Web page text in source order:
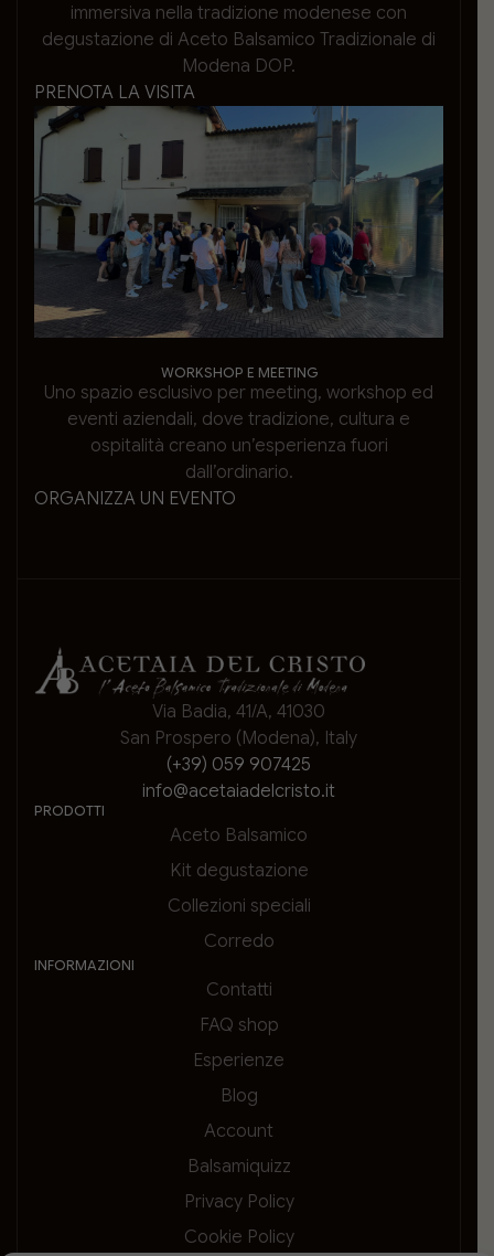
immersiva nella tradizione modenese con
degustazione di Aceto Balsamico Tradizionale di
Modena DOP.
PRENOTA LA VISITA
WORKSHOP E MEETING
Uno spazio esclusivo per meeting, workshop ed
eventi aziendali, dove tradizione, cultura e
ospitalità creano un’esperienza fuori
dall’ordinario.
ORGANIZZA UN EVENTO
Via Badia, 41/A, 41030
San Prospero (Modena), Italy
(+39) 059 907425
info@acetaiadelcristo.it
PRODOTTI
Aceto Balsamico
Kit degustazione
Collezioni speciali
Corredo
INFORMAZIONI
Contatti
FAQ shop
Esperienze
Blog
Account
Balsamiquizz
Privacy Policy
Cookie Policy